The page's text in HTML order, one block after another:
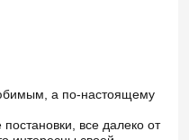
а по-настоящему
все далеко от